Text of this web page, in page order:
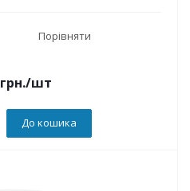
Порівняти
грн./шт
До кошика